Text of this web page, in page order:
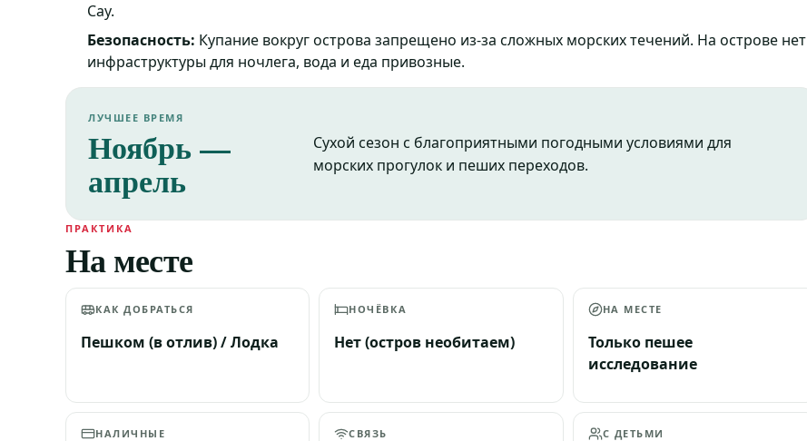
Сау.
Безопасность: Купание вокруг острова запрещено из-за сложных морских течений. На острове нет
инфраструктуры для ночлега, вода и еда привозные.
ЛУЧШЕЕ ВРЕМЯ
Ноябрь —
апрель
Сухой сезон с благоприятными погодными условиями для
морских прогулок и пеших переходов.
ПРАКТИКА
На месте
КАК ДОБРАТЬСЯ
Пешком (в отлив) / Лодка
НОЧЁВКА
Нет (остров необитаем)
НА МЕСТЕ
Только пешее
исследование
НАЛИЧНЫЕ СВЯЗЬ С ДЕТЬМИ